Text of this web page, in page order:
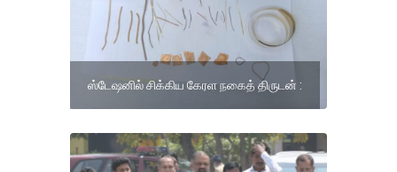
ஸ்டேஷனில் சிக்கிய கேரள நகைத் திருடன் :